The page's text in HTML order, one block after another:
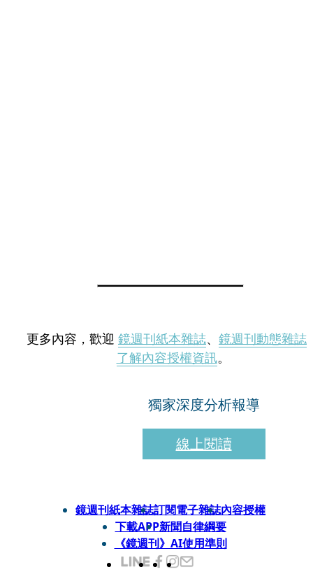
更多內容，歡迎 鏡週刊紙本雜誌、 鏡週刊動態雜誌
了解內容授權資訊。
獨家深度分析報導
線上閱讀
鏡週刊紙本雜誌訂閱電子雜誌內容授權
下載APP新聞自律綱要
《鏡週刊》AI使用準則